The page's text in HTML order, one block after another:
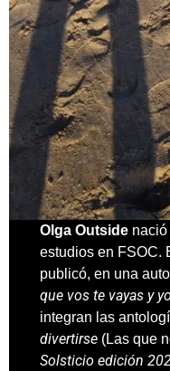
Olga Outside
estudios en FSOC.
publicó, en una
que vos te vayas y
integran las
divertirse (Las que
Solsticio edición